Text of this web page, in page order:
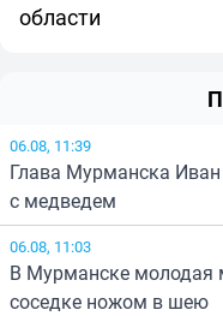
области
06.08, 11:39
Глава Мурманска Иван
с медведем
06.08, 11:03
В Мурманске молодая
соседке ножом в шею